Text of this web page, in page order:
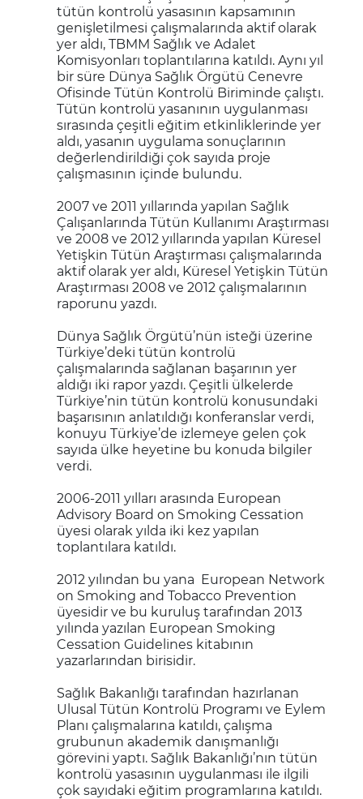
tütün kontrolü yasasının kapsamının
genişletilmesi çalışmalarında aktif olarak
yer aldı, TBMM Sağlık ve Adalet
Komisyonları toplantılarına katıldı. Aynı yıl
bir süre Dünya Sağlık Örgütü Cenevre
Ofisinde Tütün Kontrolü Biriminde çalıştı.
Tütün kontrolü yasanının uygulanması
sırasında çeşitli eğitim etkinliklerinde yer
aldı, yasanın uygulama sonuçlarının
değerlendirildiği çok sayıda proje
çalışmasının içinde bulundu.
2007 ve 2011 yıllarında yapılan Sağlık
Çalışanlarında Tütün Kullanımı Araştırması
ve 2008 ve 2012 yıllarında yapılan Küresel
Yetişkin Tütün Araştırması çalışmalarında
aktif olarak yer aldı, Küresel Yetişkin Tütün
Araştırması 2008 ve 2012 çalışmalarının
raporunu yazdı.
Dünya Sağlık Örgütü’nün isteği üzerine
Türkiye’deki tütün kontrolü
çalışmalarında sağlanan başarının yer
aldığı iki rapor yazdı. Çeşitli ülkelerde
Türkiye’nin tütün kontrolü konusundaki
başarısının anlatıldığı konferanslar verdi,
konuyu Türkiye’de izlemeye gelen çok
sayıda ülke heyetine bu konuda bilgiler
verdi.
2006-2011 yılları arasında European
Advisory Board on Smoking Cessation
üyesi olarak yılda iki kez yapılan
toplantılara katıldı.
2012 yılından bu yana European Network
on Smoking and Tobacco Prevention
üyesidir ve bu kuruluş tarafından 2013
yılında yazılan European Smoking
Cessation Guidelines kitabının
yazarlarından birisidir.
Sağlık Bakanlığı tarafından hazırlanan
Ulusal Tütün Kontrolü Programı ve Eylem
Planı çalışmalarına katıldı, çalışma
grubunun akademik danışmanlığı
görevini yaptı. Sağlık Bakanlığı’nın tütün
kontrolü yasasının uygulanması ile ilgili
çok sayıdaki eğitim programlarına katıldı.